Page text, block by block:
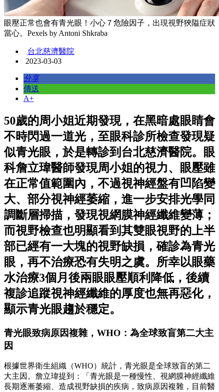
眼壓正常也會有青光眼！小心７危險因子，出現視野狹隘症狀
當心。Pexels by Antoni Shkraba
台北慈濟醫院
2023-03-03
分享
傳送
A+
50歲的周小姐近期發現，在黑暗處眼睛會
不時閃過一道光，至眼科診所檢查發現疑
似青光眼，於是轉診到台北慈濟醫院。眼
科詹立瑋醫師發現周小姐的視力、眼壓雖
在正常值範圍內，不過視神經盤有凹陷變
大、部分視神經萎縮，進一步安排光學同
調斷層掃描，發現視網膜神經纖維變薄；
而視野檢查也明顯看到其雙眼視野的上半
部已經有一大塊的視野缺損，確診為青光
眼，再不治療恐有失明之虞。所幸以眼藥
水治療3個月後兩眼眼壓順利降低，後續
複診追蹤視神經纖維的厚度也無再惡化，
顯示青光眼趨於穩定。
青光眼致病原因複雜，WHO：為全球致盲第二大主
因
根據世界衛生組織（WHO）統計，青光眼是全球致盲的第二
大主因。詹立瑋提到：「青光眼是一種慢性、視網膜神經纖維
長期逐漸萎縮、造成視野缺損的疾病，致病原因複雜，目前醫